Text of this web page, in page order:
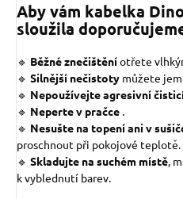
Aby vám kabelka
sloužila
🔹 Běžné znečištěníotřete
🔹 Silnější nečistoty můžete
🔹 Nepoužívejte agresivní
🔹 Neperte v pračce .
🔹 Nesušte na topení ani v
proschnout při pokojové teplotě.
🔹 Skladujte na suchém místě,
k vyblednutí barev.